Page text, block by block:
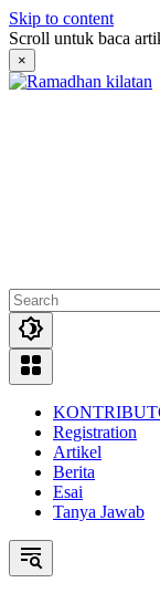
Skip to content
Scroll untuk baca
×
Registration
Artikel
Berita
Esai
Tanya Jawab